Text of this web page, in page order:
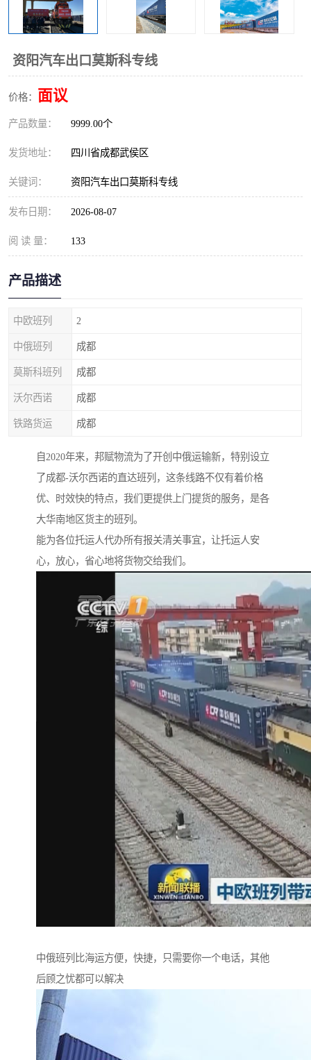
资阳汽车出口莫斯科专线
价格： 面议
产品数量： 9999.00个
发货地址： 四川省成都武侯区
关键词： 资阳汽车出口莫斯科专线
发布日期： 2026-08-07
阅 读 量： 133
产品描述
中欧班列 2
中俄班列 成都
莫斯科班列 成都
沃尔西诺 成都
铁路货运 成都
自2020年来，邦赋物流为了开创中俄运输新，特别设立
了成都-沃尔西诺的直达班列，这条线路不仅有着价格
优、时效快的特点，我们更提供上门提货的服务，是各
大华南地区货主的班列。
能为各位托运人代办所有报关清关事宜，让托运人安
心，放心，省心地将货物交给我们。
中俄班列比海运方便，快捷，只需要你一个电话，其他
后顾之忧都可以解决